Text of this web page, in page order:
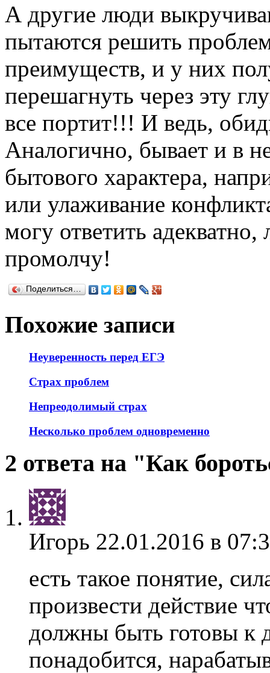
А другие люди
пытаются решить
преимуществ, и у них
перешагнуть через эту
все портит!!! И ведь,
Аналогично, бывает и в
бытового характера,
или улаживание
могу ответить
промолчу!
Поделиться…
Похожие записи
Неуверенность перед ЕГЭ
Страх проблем
Непреодолимый страх
Несколько проблем одновременно
2 ответа на "Как
Игорь 22.01.2016 в
есть такое понятие,
произвести действие
должны быть готовы к
понадобится,